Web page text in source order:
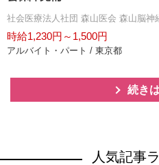
社会医療法人社団 森山医会 森山脳神
時給1,230円～1,500円
アルバイト・パート / 東京都
続き
人気記事